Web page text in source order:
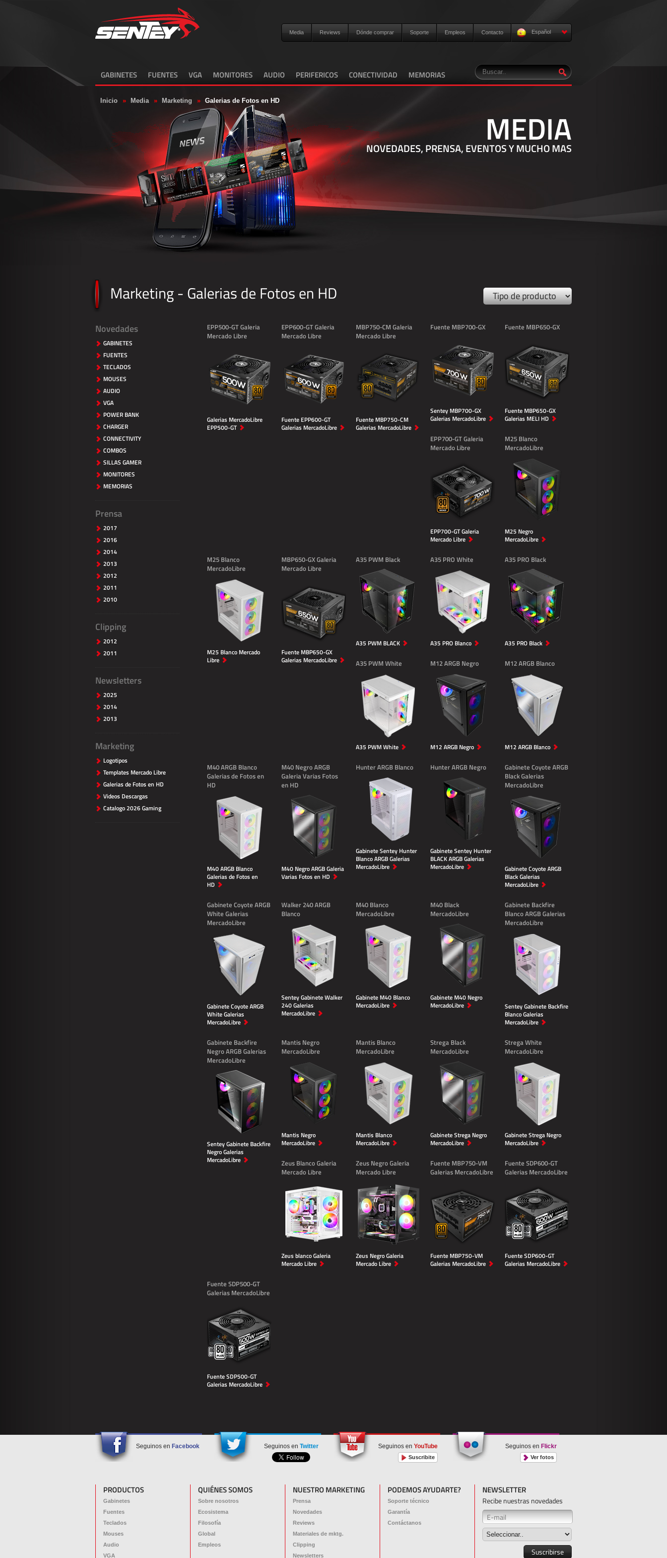
Media Reviews Dónde comprar Soporte Empleos Contacto Español
GABINETES FUENTES VGA MONITORES AUDIO PERIFERICOS CONECTIVIDAD MEMORIAS
Inicio » Media » Marketing » Galerias de Fotos en HD
MEDIA
NOVEDADES, PRENSA, EVENTOS Y MUCHO MAS
Marketing - Galerias de Fotos en HD
Novedades
GABINETES
FUENTES
TECLADOS
MOUSES
AUDIO
VGA
POWER BANK
CHARGER
CONNECTIVITY
COMBOS
SILLAS GAMER
MONITORES
MEMORIAS
Prensa
2017
2016
2014
2013
2012
2011
2010
Clipping
2012
2011
Newsletters
2025
2014
2013
Marketing
Logotipos
Templates Mercado Libre
Galerias de Fotos en HD
Videos Descargas
Catalogo 2026 Gaming
EPP500-GT Galeria
Mercado Libre
Galerias MercadoLibre
EPP500-GT
EPP600-GT Galeria
Mercado Libre
Fuente EPP600-GT
Galerias MercadoLibre
MBP750-CM Galeria
Mercado Libre
Fuente MBP750-CM
Galerias MercadoLibre
Fuente MBP700-GX
Sentey MBP700-GX
Galerias MercadoLibre
Fuente MBP650-GX
Fuente MBP650-GX
Galerias MELI HD
EPP700-GT Galeria
Mercado Libre
EPP700-GT Galeria
Mercado Libre
M25 Blanco
MercadoLibre
M25 Negro
MercadoLibre
M25 Blanco
MercadoLibre
M25 Blanco Mercado
Libre
MBP650-GX Galeria
Mercado Libre
Fuente MBP650-GX
Galerias MercadoLibre
A35 PWM Black
A35 PWM BLACK
A35 PRO White
A35 PRO Blanco
A35 PRO Black
A35 PRO Black
A35 PWM White
A35 PWM White
M12 ARGB Negro
M12 ARGB Negro
M12 ARGB Blanco
M12 ARGB Blanco
M40 ARGB Blanco
Galerias de Fotos en
HD
M40 ARGB Blanco
Galerias de Fotos en
HD
M40 Negro ARGB
Galeria Varias Fotos
en HD
M40 Negro ARGB Galeria
Varias Fotos en HD
Hunter ARGB Blanco
Gabinete Sentey Hunter
Blanco ARGB Galerias
MercadoLibre
Hunter ARGB Negro
Gabinete Sentey Hunter
BLACK ARGB Galerias
MercadoLibre
Gabinete Coyote ARGB
Black Galerias
MercadoLibre
Gabinete Coyote ARGB
Black Galerias
MercadoLibre
Gabinete Coyote ARGB
White Galerias
MercadoLibre
Gabinete Coyote ARGB
White Galerias
MercadoLibre
Walker 240 ARGB
Blanco
Sentey Gabinete Walker
240 Galerias
MercadoLibre
M40 Blanco
MercadoLibre
Gabinete M40 Blanco
MercadoLibre
M40 Black
MercadoLibre
Gabinete M40 Negro
MercadoLibre
Gabinete Backfire
Blanco ARGB Galerias
MercadoLibre
Sentey Gabinete Backfire
Blanco Galerias
MercadoLibre
Gabinete Backfire
Negro ARGB Galerias
MercadoLibre
Sentey Gabinete Backfire
Negro Galerias
MercadoLibre
Mantis Negro
MercadoLibre
Mantis Negro
MercadoLibre
Mantis Blanco
MercadoLibre
Mantis Blanco
MercadoLibre
Strega Black
MercadoLibre
Gabinete Strega Negro
MercadoLibre
Strega White
MercadoLibre
Gabinete Strega Negro
MercadoLibre
Zeus Blanco Galeria
Mercado Libre
Zeus blanco Galeria
Mercado Libre
Zeus Negro Galeria
Mercado Libre
Zeus Negro Galeria
Mercado Libre
Fuente MBP750-VM
Galerias MercadoLibre
Fuente MBP750-VM
Galerias MercadoLibre
Fuente SDP600-GT
Galerias MercadoLibre
Fuente SDP600-GT
Galerias MercadoLibre
Fuente SDP500-GT
Galerias MercadoLibre
Fuente SDP500-GT
Galerias MercadoLibre
Seguinos en Facebook Seguinos en Twitter Seguinos en YouTube
Suscribite
Seguinos en Flickr
Ver fotos
PRODUCTOS
Gabinetes
Fuentes
Teclados
Mouses
Audio
VGA
QUIÉNES SOMOS
Sobre nosotros
Ecosistema
Filosofía
Global
Empleos
NUESTRO MARKETING
Prensa
Novedades
Reviews
Materiales de mktg.
Clipping
Newsletters
PODEMOS AYUDARTE?
Soporte técnico
Garantía
Contáctanos
NEWSLETTER
Recibe nuestras novedades